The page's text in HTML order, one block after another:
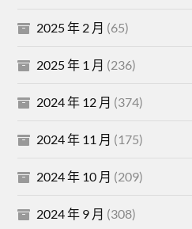
2025 年 2 月 (65)
2025 年 1 月 (236)
2024 年 12 月 (374)
2024 年 11 月 (175)
2024 年 10 月 (209)
2024 年 9 月 (308)